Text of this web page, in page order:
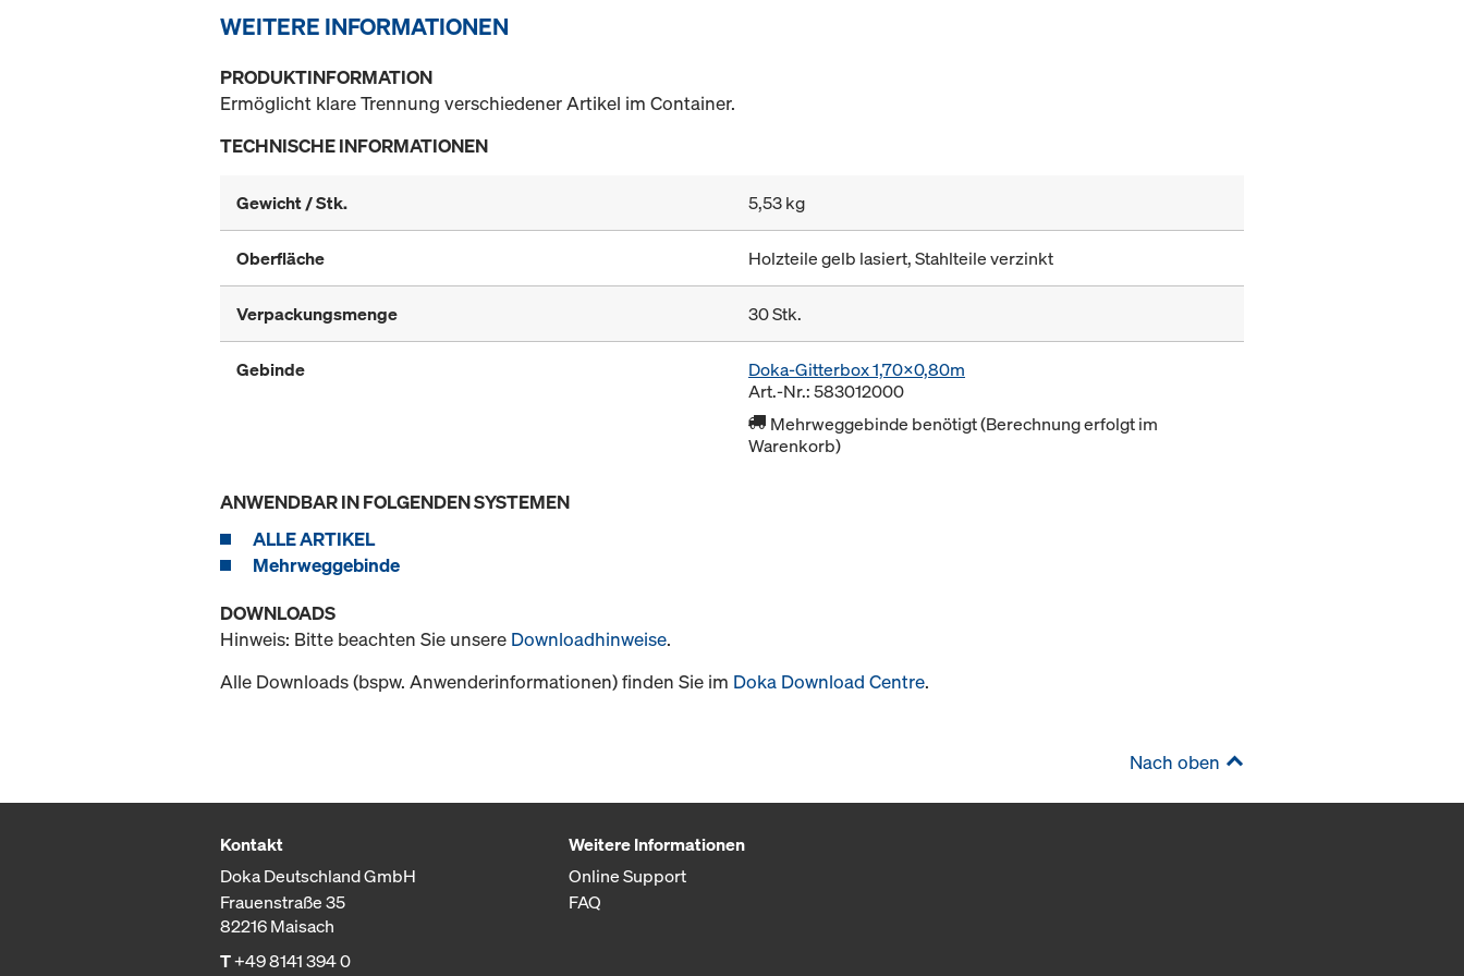
WEITERE INFORMATIONEN
PRODUKTINFORMATION
Ermöglicht klare Trennung verschiedener Artikel im Container.
TECHNISCHE INFORMATIONEN
Gewicht / Stk. 5,53 kg
Oberfläche Holzteile gelb lasiert, Stahlteile verzinkt
Verpackungsmenge 30 Stk.
Gebinde
Doka-Gitterbox 1,70x0,80m
Art.-Nr.: 583012000
Mehrweggebinde benötigt (Berechnung erfolgt im
Warenkorb)
ANWENDBAR IN FOLGENDEN SYSTEMEN
ALLE ARTIKEL
Mehrweggebinde
DOWNLOADS
Hinweis: Bitte beachten Sie unsere Downloadhinweise.
Alle Downloads (bspw. Anwenderinformationen) finden Sie im Doka Download Centre.
Nach oben
Kontakt
Doka Deutschland GmbH
Frauenstraße 35
82216 Maisach
T+49 8141 394 0
Weitere Informationen
Online Support
FAQ